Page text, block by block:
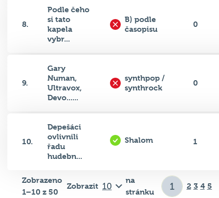
8.
Podle čeho
si tato
kapela
vybr...
B) podle
časopisu
0
9.
Gary
Numan,
Ultravox,
Devo......
synthpop /
synthrock
0
10.
Depešáci
ovlivnili
řadu
hudebn...
Shalom 1
Zobrazeno
1–10 z 50
Zobrazit
na
stránku
2 3 4 5